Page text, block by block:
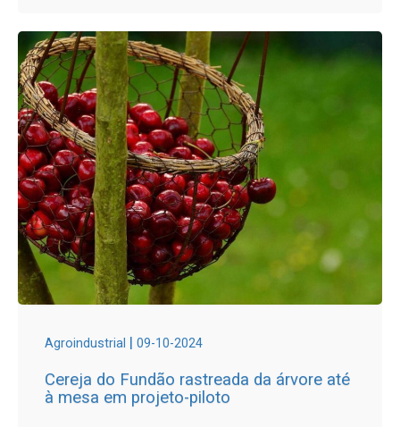
Agroindustrial | 09-10-2024
Cereja do Fundão rastreada da árvore até
à mesa em projeto-piloto